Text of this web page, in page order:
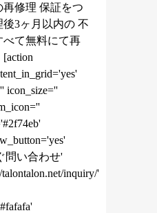
修理 保証をつ
3ヶ月以内の 不
て無料にて再
icon_size=''
問い合わせ'
inquiry/'